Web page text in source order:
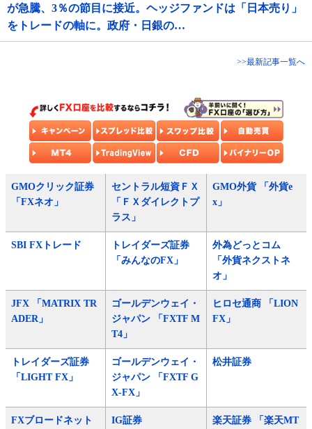
が急騰、3％の節目に接近。ヘッジファンドは「日本売り」
をトレードの軸に。政府・日銀の…
>>最新記事一覧へ
GMOクリック証券
「FXネオ」
セントラル短資ＦＸ
「ＦＸダイレクトプ
ラス」
GMO外貨 「外貨e
x」
SBI FXトレード
トレイダーズ証券
「みんなのFX」
外為どっとコム
「外貨ネクストネ
オ」
JFX 「MATRIX TR
ADER」
ゴールデンウェイ・
ジャパン 「FXTF M
T4」
ヒロセ通商 「LION
FX」
トレイダーズ証券
「LIGHT FX」
ゴールデンウェイ・
ジャパン 「FXTF G
X-FX」
松井証券
FXブロードネット IG証券
楽天証券 「楽天MT